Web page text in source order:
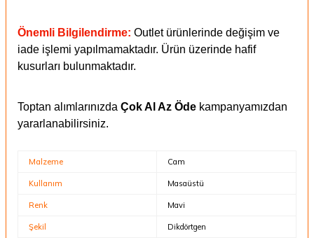
Önemli Bilgilendirme: Outlet ürünlerinde değişim ve
iade işlemi yapılmamaktadır. Ürün üzerinde hafif
kusurları bulunmaktadır.
Toptan alımlarınızda Çok Al Az Öde kampanyamızdan
yararlanabilirsiniz.
Malzeme Cam
Kullanım Masaüstü
Renk Mavi
Şekil Dikdörtgen